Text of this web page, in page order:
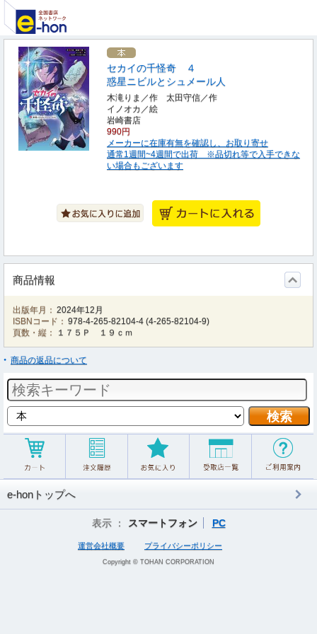
セカイの千怪奇 ４
惑星ニビルとシュメール人
木滝りま／作 太田守信／作
イノオカ／絵
岩崎書店
990円
メーカーに在庫有無を確認し、お取り寄せ
通常1週間~4週間で出荷 ※品切れ等で入手できな
い場合もございます
商品情報
出版年月： 2024年12月
ISBNコード： 978-4-265-82104-4 (4-265-82104-9)
頁数・縦：
１７５Ｐ １９ｃｍ
商品の返品について
e-honトップへ
表示 ： スマートフォン PC
運営会社概要 プライバシーポリシー
Copyright © TOHAN CORPORATION